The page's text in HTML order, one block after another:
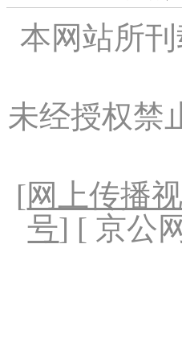
本网站所
未经授权禁
[网上传播
号] [ 京公